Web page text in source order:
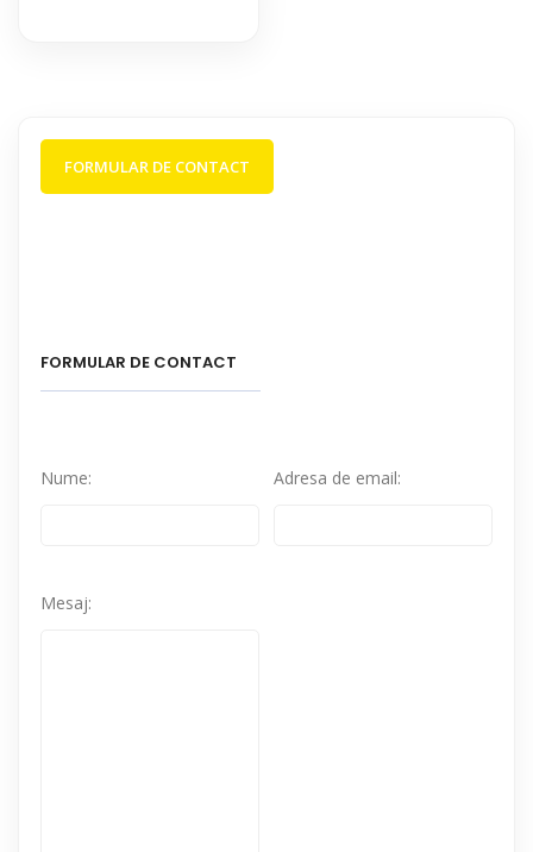
FORMULAR DE CONTACT
FORMULAR DE CONTACT
Nume: Adresa de email:
Mesaj: